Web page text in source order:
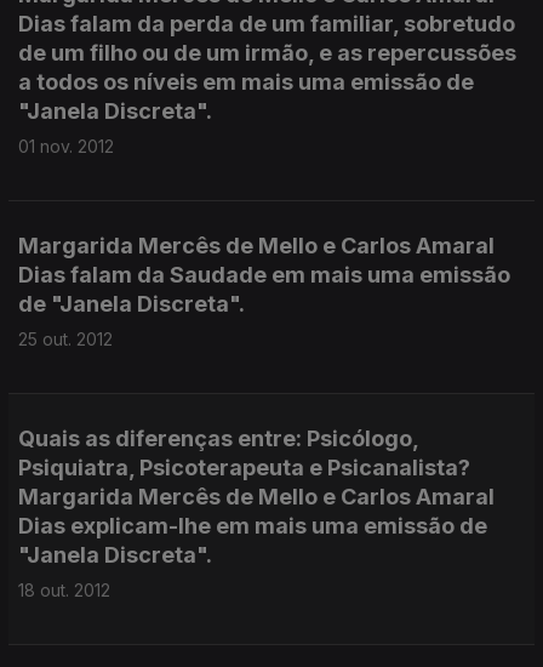
Dias falam da perda de um familiar, sobretudo
de um filho ou de um irmão, e as repercussões
a todos os níveis em mais uma emissão de
"Janela Discreta".
01 nov. 2012
Margarida Mercês de Mello e Carlos Amaral
Dias falam da Saudade em mais uma emissão
de "Janela Discreta".
25 out. 2012
Quais as diferenças entre: Psicólogo,
Psiquiatra, Psicoterapeuta e Psicanalista?
Margarida Mercês de Mello e Carlos Amaral
Dias explicam-lhe em mais uma emissão de
"Janela Discreta".
18 out. 2012